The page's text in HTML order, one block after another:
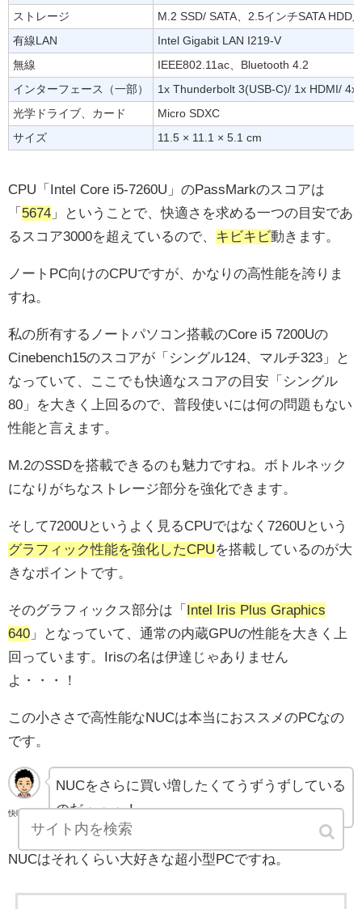
ストレージ
M.2 SSD/ SATA、2.5インチSATA HDD
有線LAN
Intel Gigabit LAN I219-V
無線
IEEE802.11ac、Bluetooth 4.2
インターフェース（一部）
1x Thunderbolt 3(USB-C)/ 1x HDMI/
光学ドライブ、カード
Micro SDXC
サイズ
11.5 × 11.1 × 5.1 cm
CPU「Intel Core i5-7260U」のPassMarkのスコアは
「 5674 」ということで、快適さを求める一つの目安であ
るスコア3000を超えているので、 キビキビ動きます。
ノートPC向けのCPUですが、かなりの高性能を誇りま
すね。
私の所有するノートパソコン搭載のCore i5 7200Uの
Cinebench15のスコアが「シングル124、マルチ323」と
なっていて、ここでも快適なスコアの目安「シングル
80」を大きく上回るので、普段使いには何の問題もない
性能と言えます。
M.2のSSDを搭載できるのも魅力ですね。ボトルネック
になりがちなストレージ部分を強化できます。
そして7200Uというよく見るCPUではなく7260Uという
グラフィック性能を強化したCPUを搭載しているのが大
きなポイントです。
そのグラフィックス部分は「 Intel Iris Plus Graphics
640 」となっていて、通常の内蔵GPUの性能を大きく上
回っています。Irisの名は伊達じゃありません
よ・・・！
この小ささで高性能なNUCは本当におススメのPCなの
です。
快晴さん
NUCをさらに買い増したくてうずうずしている
のだ・・・！
NUCはそれくらい大好きな超小型PCですね。